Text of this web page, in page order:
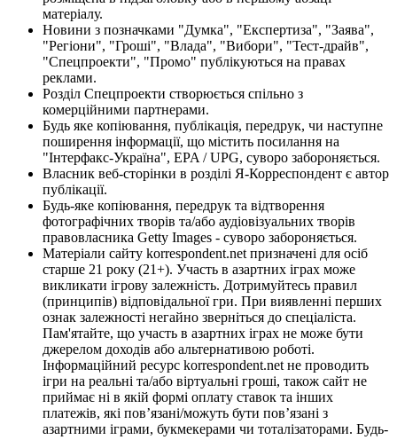
матеріалу.
Новини з позначками "Думка", "Експертиза", "Заява",
"Регіони", "Гроші", "Влада", "Вибори", "Тест-драйв",
"Спецпроекти", "Промо" публікуються на правах
реклами.
Розділ Спецпроекти створюється спільно з
комерційними партнерами.
Будь яке копіювання, публікація, передрук, чи наступне
поширення інформації, що містить посилання на
"Інтерфакс-Україна", EPA / UPG, суворо забороняється.
Власник веб-сторінки в розділі Я-Корреспондент є автор
публікації.
Будь-яке копіювання, передрук та відтворення
фотографічних творів та/або аудіовізуальних творів
правовласника Getty Images - суворо забороняється.
Матеріали сайту korrespondent.net призначені для осіб
старше 21 року (21+). Участь в азартних іграх може
викликати ігрову залежність. Дотримуйтесь правил
(принципів) відповідальної гри. При виявленні перших
ознак залежності негайно зверніться до спеціаліста.
Пам'ятайте, що участь в азартних іграх не може бути
джерелом доходів або альтернативою роботі.
Інформаційний ресурс korrespondent.net не проводить
ігри на реальні та/або віртуальні гроші, також сайт не
приймає ні в якій формі оплату ставок та інших
платежів, які пов’язані/можуть бути пов’язані з
азартними іграми, букмекерами чи тоталізаторами. Будь-